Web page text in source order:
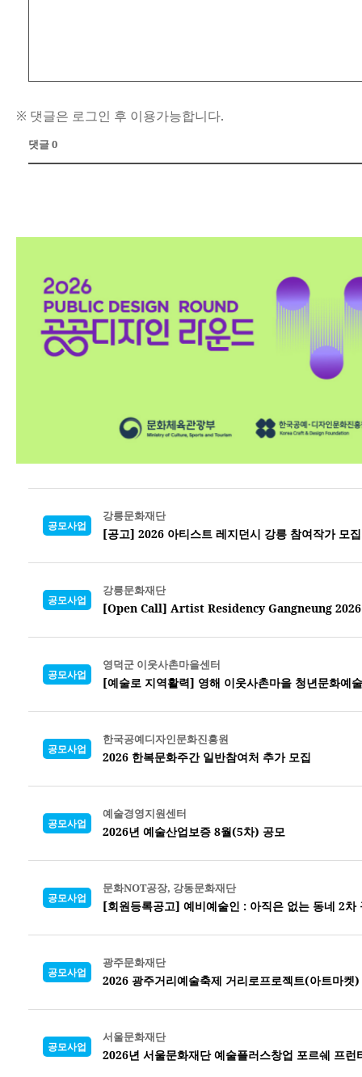
※ 댓글은 로그인 후 이용가능합니다.
댓글 0
공모사업
강릉문화재단
[공고] 2026 아티스트 레지던시 강릉 참여작가 모집
공모사업
강릉문화재단
[Open Call] Artist Residency Gangneung 2026
공모사업
영덕군 이웃사촌마을센터
[예술로 지역활력] 영해 이웃사촌마을 청년문화예
공모사업
한국공예디자인문화진흥원
2026 한복문화주간 일반참여처 추가 모집
공모사업
예술경영지원센터
2026년 예술산업보증 8월(5차) 공모
공모사업
문화NOT공장, 강동문화재단
[회원등록공고] 예비예술인 : 아직은 없는 동네 2차
공모사업
광주문화재단
2026 광주거리예술축제 거리로프로젝트(아트마켓
공모사업
서울문화재단
2026년 서울문화재단 예술플러스창업 포르쉐 프런